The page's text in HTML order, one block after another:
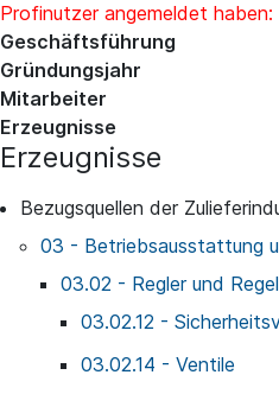
Profinutzer angemeldet haben:
Geschäftsführung
Gründungsjahr
Mitarbeiter
Erzeugnisse
Erzeugnisse
Bezugsquellen der
03 - Betriebsausstattung
03.02 - Regler und
03.02.12 -
03.02.14 - Ventile